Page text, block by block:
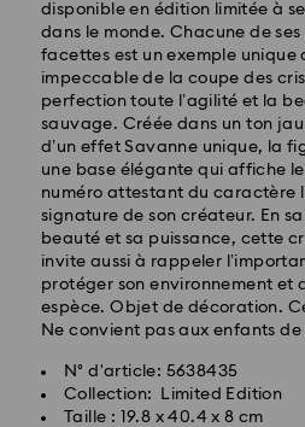
disponible en édition limitée à
dans le monde. Chacune de
facettes est un exemple unique
impeccable de la coupe des
perfection toute l’agilité et la
sauvage. Créée dans un ton
d’un effet Savanne unique, la
une base élégante qui affiche
numéro attestant du caractère
signature de son créateur. En
beauté et sa puissance, cette
invite aussi à rappeler
protéger son environnement et
espèce. Objet de décoration.
Ne convient pas aux enfants de
N° d'article: 5638435
Collection: Limited Edition
Taille : 19.8 x 40.4 x 8 cm
Les commandes passées du
10:00 HEC seront traitées et
ouvrable même
Délai de livraison standard: 2
traitement et expédition
Frais de livraison standard: EUR
Livraison standard offerte à
Livraison express - FedEx